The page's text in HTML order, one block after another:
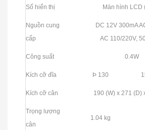
Số hiển thị Màn hình LCD
Nguồn cung
cấp
DC 12V 300mA
AC 110/220V,
Công suất 0.4W
Kích cỡ đĩa Þ 130
Kích cỡ cân 190 (W) x 271 (D)
Trọng lượng
cân
1.04 kg